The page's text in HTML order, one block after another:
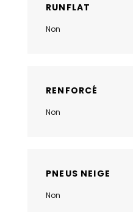
RUNFLAT
Non
RENFORCÉ
Non
PNEUS NEIGE
Non